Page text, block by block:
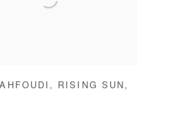
, RISING SUN ,